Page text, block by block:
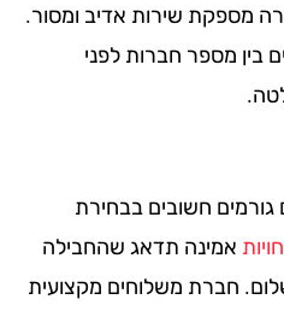
שירות אדיב ומסור.
מספר חברות לפני
חשובים בבחירת
אמינה תדאג שהחבילה
משלוחים מקצועית